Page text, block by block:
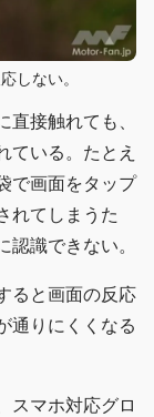
しない。
接触れても、
ている。たとえ
で画面をタップ
れてしまうた
識できない。
ると画面の反応
通りにくくなる
スマホ対応グロ